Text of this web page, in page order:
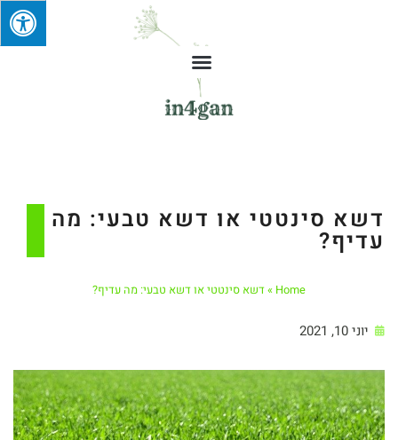
דשא סינטטי או דשא טבעי: מה
עדיף?
Home
»דשא סינטטי או דשא טבעי: מה עדיף?
יוני 10, 2021